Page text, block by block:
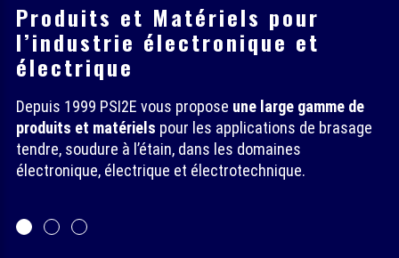
Produits et Matériels pour
l’industrie électronique et
électrique
Depuis 1999 PSI2E vous propose une large gamme de
produits et matériels pour les applications de brasage
tendre, soudure à l’étain, dans les domaines
électronique, électrique et électrotechnique.